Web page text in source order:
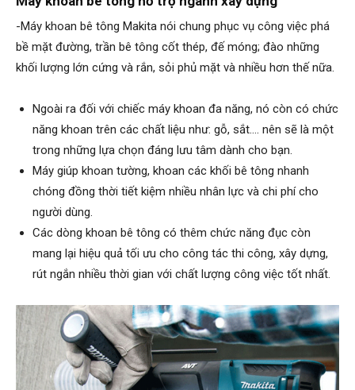
-Máy khoan bê tông Makita nói chung phục vụ công việc phá
bề mặt đường, trần bê tông cốt thép, đế móng; đào những
khối lượng lớn cứng và rắn, sỏi phủ mặt và nhiều hơn thế nữa.
Ngoài ra đối với chiếc máy khoan đa năng, nó còn có chức
năng khoan trên các chất liệu như: gỗ, sắt…. nên sẽ là một
trong những lựa chọn đáng lưu tâm dành cho bạn.
Máy giúp khoan tường, khoan các khối bê tông nhanh
chóng đồng thời tiết kiệm nhiều nhân lực và chi phí cho
người dùng.
Các dòng khoan bê tông có thêm chức năng đục còn
mang lại hiệu quả tối ưu cho công tác thi công, xây dựng,
rút ngắn nhiều thời gian với chất lượng công việc tốt nhất.